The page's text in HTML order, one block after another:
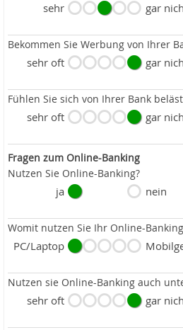
sehr gar
Bekommen Sie Werbung von Ihrer
sehr oft gar
Fühlen Sie sich von Ihrer Bank
sehr oft gar
Fragen zum Online-Banking
Nutzen Sie Online-Banking?
ja nein
Womit nutzen Sie Ihr Online-
PC/Laptop
Nutzen sie Online-Banking auch
sehr oft gar